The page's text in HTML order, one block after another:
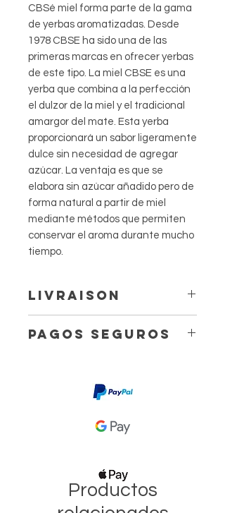
CBSé miel forma parte de la gama
de yerbas aromatizadas. Desde
1978 CBSE ha sido una de las
primeras marcas en ofrecer yerbas
de este tipo. La miel CBSE es una
yerba que combina a la perfección
el dulzor de la miel y el tradicional
amargor del mate. Esta yerba
proporcionará un sabor ligeramente
dulce sin necesidad de agregar
azúcar. La ventaja es que se
elabora sin azúcar añadido pero de
forma natural a partir de miel
mediante métodos que permiten
conservar el aroma durante mucho
tiempo.
Livraison
6.71 €
3 jours ouvrés avec Mondial Relay.
Pagos seguros
Productos